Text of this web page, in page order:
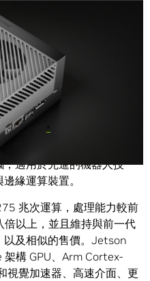
NVIDIA
功能最強大、體積最精巧又
適用於先進的機器人技
緣運算裝置。
兆次運算，處理能力較前
以上，並且維持與前一代
以及相似的售價。Jetson
架構 GPU、Arm Cortex-
視覺加速器、高速介面、更